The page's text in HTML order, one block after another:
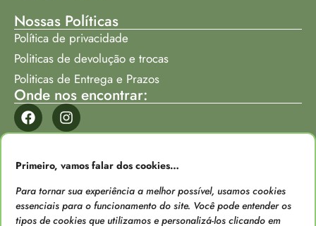
Primeiro, vamos falar dos cookies…
Para tornar sua experiência a melhor possível, usamos cookies
essenciais para o funcionamento do site. Você pode entender os
tipos de cookies que utilizamos e personalizá-los clicando em
Nossas Políticas
Política de privacidade
Politicas de devolução e trocas
Politicas de Entrega e Prazos
Onde nos encontrar: